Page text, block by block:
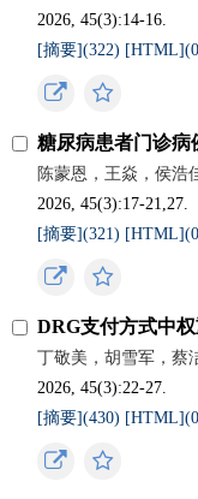
2026, 45(3):14-16.
[摘要](322) [HTML](
糖尿病患者门诊病
陈蒙恩，王焱，侯浩
2026, 45(3):17-21,27.
[摘要](321) [HTML](
DRG支付方式中
丁敬美，胡雪军，蔡
2026, 45(3):22-27.
[摘要](430) [HTML](